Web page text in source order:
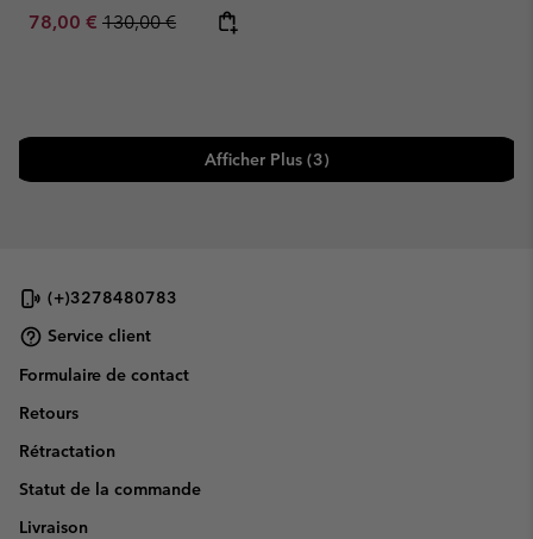
Sale price:
78,00 € Regular price:
130,00 €
Afficher Plus (3)
(+)3278480783
Service client
Formulaire de contact
Retours
Rétractation
Statut de la commande
Livraison